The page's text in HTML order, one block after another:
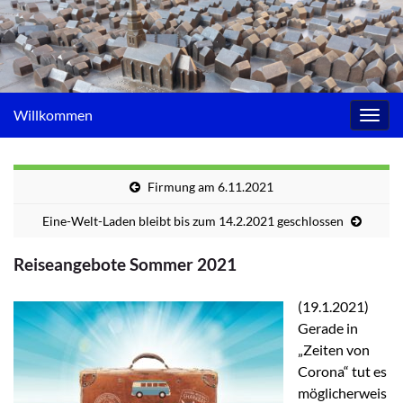
Willkommen
Firmung am 6.11.2021
Eine-Welt-Laden bleibt bis zum 14.2.2021 geschlossen
Reiseangebote Sommer 2021
(19.1.2021)
Gerade in
„Zeiten von
Corona“ tut es
möglicherweis